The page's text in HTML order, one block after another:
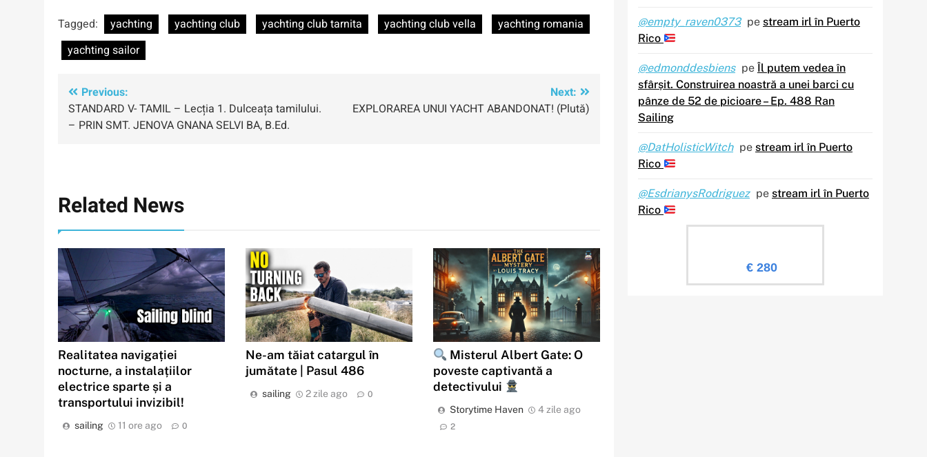
Tagged: yachting yachting club yachting club tarnita yachting club vella
yachting romania
yachting sailor
Navigare
în
Previous:
STANDARD V- TAMIL – Lecția 1. Dulceața tamilului.
– PRIN SMT. JENOVA GNANA SELVI BA, B.Ed.
Next:
EXPLORAREA UNUI YACHT ABANDONAT! (Plută)
Related News
Realitatea navigației
nocturne, a instalațiilor
electrice sparte și a
transportului invizibil!
sailing 11 ore ago 0
Ne-am tăiat catargul în
jumătate | Pasul 486
sailing 2 zile ago 0
Misterul Albert Gate: O
poveste captivantă a
detectivului
Storytime Haven 4 zile ago
2
@empty_raven0373 pe stream irl în Puerto
Rico
@edmonddesbiens pe Îl putem vedea în
sfârșit. Construirea noastră a unei barci cu
pânze de 52 de picioare – Ep. 488 Ran
Sailing
@DatHolisticWitch pe stream irl în Puerto
Rico
@EsdrianysRodriguez pe stream irl în Puerto
Rico
€ 280